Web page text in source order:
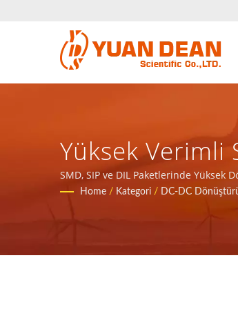
Yüksek Verimli
Bileşenler Ve
SMD, SIP ve DIL Paketlerinde Yüksek
ürünleri için toplam çözüm sağlayın.
Home / Kategori / DC-DC